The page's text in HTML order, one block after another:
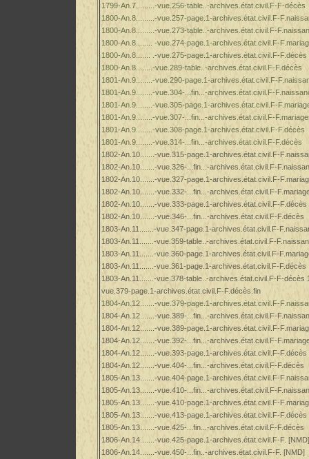
1799-An.7.........-vue.256-table..-archives.état.civil.F-F-décès
1800-An.8.........-vue.257-page.1-archives.état.civil.F-
1800-An.8.........-vue.273-table..-archives.état.civil.F-
1800-An.8........ -vue.274-page.1-archives.état.civil.F-
1800-An.8....... .-vue.275-page.1-archives.état.civil.F-F.décès
1800-An.8........-vue.289-table..-archives.état.civil.F-F.décès
1801-An.9........-vue.290-page.1-archives.état.civil.F-
1801-An.9........-vue.304-...fin...-archives.état.civil.F-
1801-An.9........-vue.305-page.1-archives.état.civil.F-
1801-An.9........-vue.307-...fin...-archives.état.civil.F-
1801-An.9........-vue.308-page.1-archives.état.civil.F-F.décès
1801-An.9........-vue.314-...fin...-archives.état.civil.F-F.décès
1802-An.10.......-vue.315-page.1-archives.état.civil.F-
1802-An.10.......-vue.326-...fin...-archives.état.civil.F-
1802-An.10.......-vue.327-page.1-archives.état.civil.F-
1802-An.10.......-vue.332-...fin...-archives.état.civil.F-
1802-An.10.......-vue.333-page.1-archives.état.civil.F-F.décès
1802-An.10.......-vue.346-...fin...-archives.état.civil.F-F.décès
1803-An.11.......-vue.347-page.1-archives.état.civil.F-
1803-An.11.......-vue.359-table..-archives.état.civil.F-
1803-An.11.......-vue.360-page.1-archives.état.civil.F-
1803-An.11.......-vue.361-page.1-archives.état.civil.F-F.décès
1803-An.11.......-vue.378-table..-archives.état.civil.F-F-décès
vue.379-page.1-archives.état.civil.F-F.décès.fin
1804-An.12.......-vue.379-page.1-archives.état.civil.F-
1804-An.12.......-vue.389-...fin...-archives.état.civil.F-
1804-An.12.......-vue.389-page.1-archives.état.civil.F-
1804-An.12.......-vue.392-...fin...-archives.état.civil.F-
1804-An.12.......-vue.393-page.1-archives.état.civil.F-F.décès
1804-An.12.......-vue.404-...fin...-archives.état.civil.F-F.décès
1805-An.13.......-vue.404-page.1-archives.état.civil.F-
1805-An.13.......-vue.410-...fin...-archives.état.civil.F-
1805-An.13.......-vue.410-page.1-archives.état.civil.F-
1805-An.13.......-vue.413-page.1-archives.état.civil.F-F.décès
1805-An.13.......-vue.425-...fin...-archives.état.civil.F-F.décès
1806-An.14.......-vue.425-page.1-archives.état.civil.F-F. [NMD]
1806-An.14.......-vue.450-...fin..-archives.état.civil.F-F. [NMD]